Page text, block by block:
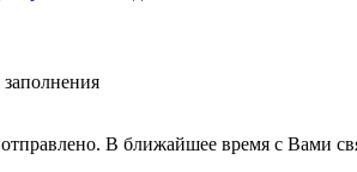
В ближайшее время с Вами